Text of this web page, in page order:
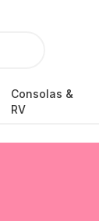
Consolas &
RV